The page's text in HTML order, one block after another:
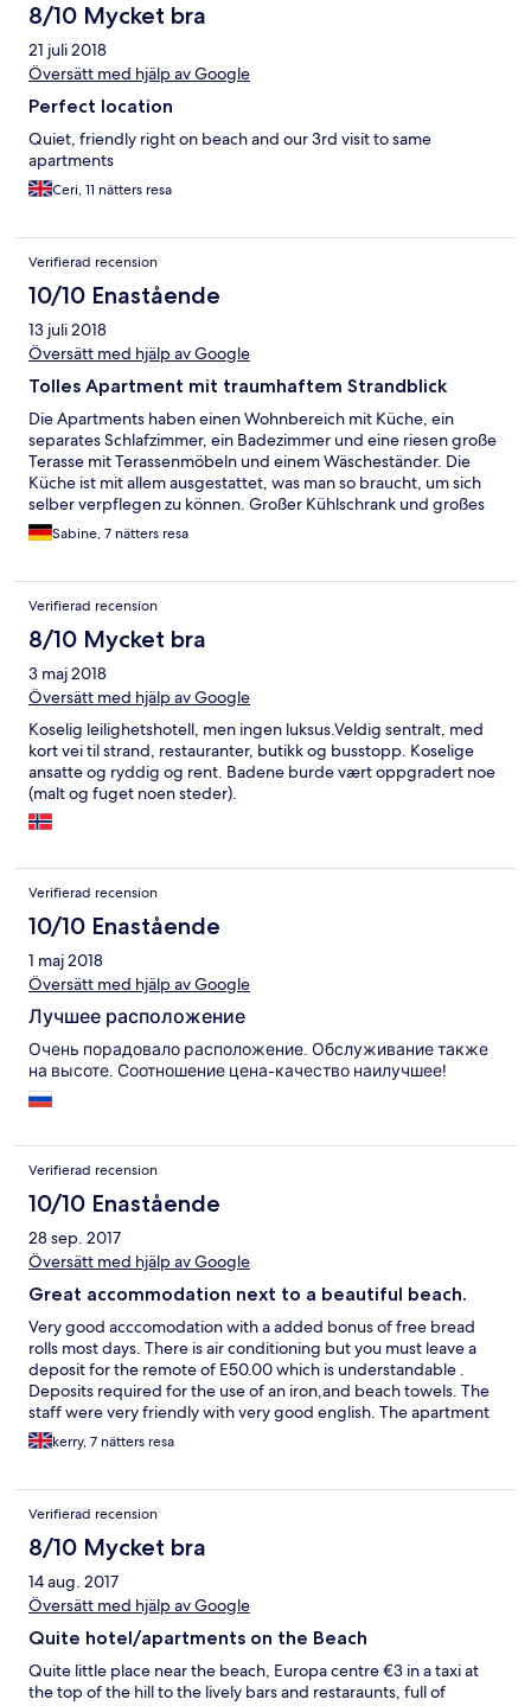
8/10 Mycket bra
21 juli 2018
Översätt med hjälp av Google
Perfect location
Quiet, friendly right on beach and our 3rd visit to same
apartments
Ceri, 11 nätters resa
Verifierad recension
10/10 Enastående
13 juli 2018
Översätt med hjälp av Google
Tolles Apartment mit traumhaftem Strandblick
Die Apartments haben einen Wohnbereich mit Küche, ein
separates Schlafzimmer, ein Badezimmer und eine riesen große
Terasse mit Terassenmöbeln und einem Wäscheständer. Die
Küche ist mit allem ausgestattet, was man so braucht, um sich
selber verpflegen zu können. Großer Kühlschrank und großes
Gefrierfach ist auch vorhanden. Die Zimmerreinigung ist gut. Es
ist traumhaft beim Rauschen des Meeres einzuschlafen und
gemütlich zu Abend zu essen. Es gibt einen Poolbereich mit
Blick aufs Meer, sowie eine Squash-Halle. Ein kostenloser, fest
zugewiesener Parkplatz ist ebenfalls vorhanden. Zum Strand
geht man 3-4 min zu Fuß hin. In dem türkisblauen Meerwasser
kann man im Juli bis zum Sonnenuntergang abends um 21 Uhr
baden gehen.
Sabine, 7 nätters resa
Verifierad recension
8/10 Mycket bra
3 maj 2018
Översätt med hjälp av Google
Koselig leilighetshotell, men ingen luksus.Veldig sentralt, med
kort vei til strand, restauranter, butikk og busstopp. Koselige
ansatte og ryddig og rent. Badene burde vært oppgradert noe
(malt og fuget noen steder).
Verifierad recension
10/10 Enastående
1 maj 2018
Översätt med hjälp av Google
Лучшее расположение
Очень порадовало расположение. Обслуживание также
на высоте. Соотношение цена-качество наилучшее!
Verifierad recension
10/10 Enastående
28 sep. 2017
Översätt med hjälp av Google
Great accommodation next to a beautiful beach.
Very good acccomodation with a added bonus of free bread
rolls most days. There is air conditioning but you must leave a
deposit for the remote of E50.00 which is understandable .
Deposits required for the use of an iron,and beach towels. The
staff were very friendly with very good english. The apartment
was spotless and the cleaning staff were very good and the pool
was one of the cleanest with a large quantity of sunloungers. We
kerry, 7 nätters resa
Verifierad recension
8/10 Mycket bra
14 aug. 2017
Översätt med hjälp av Google
Quite hotel/apartments on the Beach
Quite little place near the beach, Europa centre €3 in a taxi at
the top of the hill to the lively bars and restaraunts, full of